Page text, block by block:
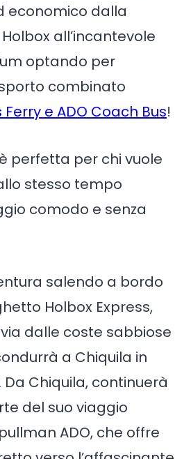
economico dalla
all’incantevole
optando per
combinato
Ferry e ADO Coach Bus!
perfetta per chi vuole
stesso tempo
comodo e senza
salendo a bordo
Holbox Express,
dalle coste sabbiose
a Chiquila in
Chiquila, continuerà
del suo viaggio
ADO, che offre